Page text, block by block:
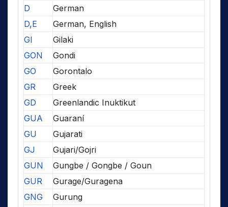
D
German
D,E
German, English
GI
Gilaki
GON
Gondi
GO
Gorontalo
GR
Greek
GD
Greenlandic Inuktikut
GUA
Guaraní
GU
Gujarati
GJ
Gujari/Gojri
GUN
Gungbe / Gongbe / Goun
GUR
Gurage/Guragena
GNG
Gurung